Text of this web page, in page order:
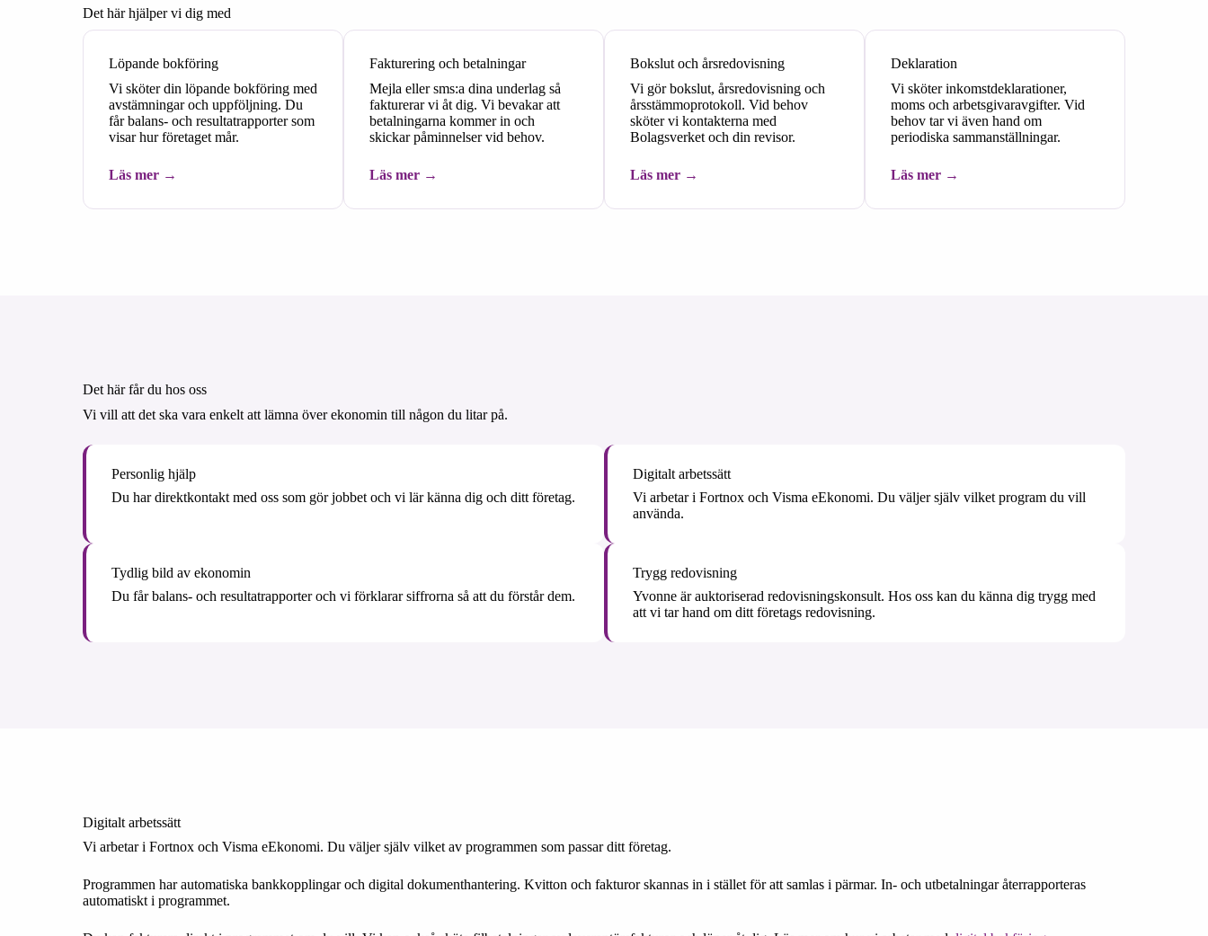
Det här hjälper vi dig med
Löpande bokföring
Vi sköter din löpande bokföring med
avstämningar och uppföljning. Du
får balans- och resultatrapporter som
visar hur företaget mår.
Läs mer
Fakturering och betalningar
Mejla eller sms:a dina underlag så
fakturerar vi åt dig. Vi bevakar att
betalningarna kommer in och
skickar påminnelser vid behov.
Läs mer
Bokslut och årsredovisning
Vi gör bokslut, årsredovisning och
årsstämmoprotokoll. Vid behov
sköter vi kontakterna med
Bolagsverket och din revisor.
Läs mer
Deklaration
Vi sköter inkomstdeklarationer,
moms och arbetsgivaravgifter. Vid
behov tar vi även hand om
periodiska sammanställningar.
Läs mer
Det här får du hos oss
Vi vill att det ska vara enkelt att lämna över ekonomin till någon du litar på.
Personlig hjälp
Du har direktkontakt med oss som gör jobbet och vi lär känna dig och ditt företag.
Digitalt arbetssätt
Vi arbetar i Fortnox och Visma eEkonomi. Du väljer själv vilket program du vill
använda.
Tydlig bild av ekonomin
Du får balans- och resultatrapporter och vi förklarar siffrorna så att du förstår dem.
Trygg redovisning
Yvonne är auktoriserad redovisningskonsult. Hos oss kan du känna dig trygg med
att vi tar hand om ditt företags redovisning.
Digitalt arbetssätt
Vi arbetar i Fortnox och Visma eEkonomi. Du väljer själv vilket av programmen som passar ditt företag.
Programmen har automatiska bankkopplingar och digital dokumenthantering. Kvitton och fakturor skannas in i stället för att samlas i pärmar. In- och utbetalningar återrapporteras
automatiskt i programmet.